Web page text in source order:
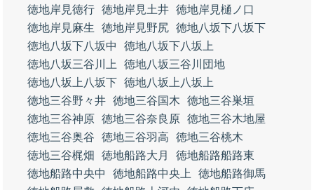
徳地岸見徳行 徳地岸見土井 徳地岸見樋ノ口
徳地岸見麻生
徳地岸見野尻 徳地八坂下八坂下
徳地八坂下八坂中
徳地八坂下八坂上
徳地八坂三谷川上
徳地八坂三谷川団地
徳地八坂上八坂下 徳地八坂上八坂上
徳地三谷野々井 徳地三谷国木
徳地三谷巣垣
徳地三谷神原 徳地三谷奈良原 徳地三谷木地屋
徳地三谷奥谷
徳地三谷羽高
徳地三谷桃木
徳地三谷梶畑
徳地船路大月
徳地船路船路東
徳地船路中央中
徳地船路中央上
徳地船路御馬